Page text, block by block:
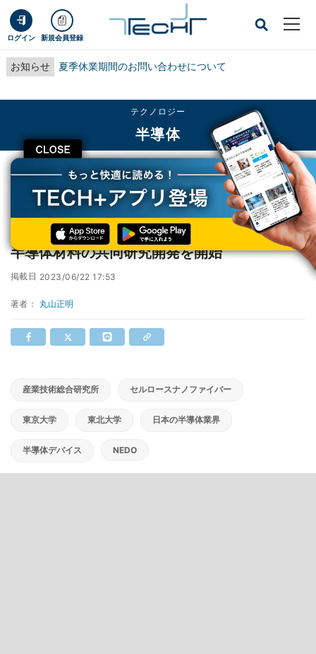
ログイン 新規会員登録
お知らせ 夏季休業期間のお問い合わせについて
CLOSE
テクノロジー
半導体
TECH+ テクノロジー
半導体
大王製紙、東北大などの3研究グループとCNF半導体材料の共同研究開発を開始
大王製紙、東北大などの3研究グループとCNF
半導体材料の共同研究開発を開始
掲載日 2023/06/22 17:53
著者： 丸山正明
産業技術総合研究所 セルロースナノファイバー
東京大学 東北大学 日本の半導体業界
半導体デバイス NEDO